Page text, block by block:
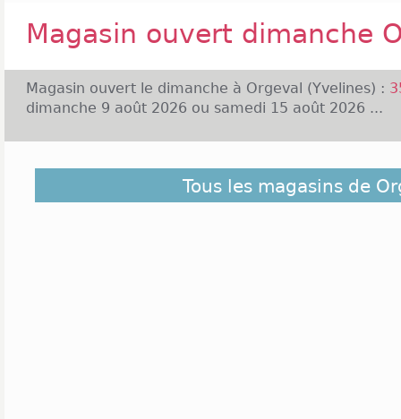
Magasin ouvert dimanche
Magasin ouvert le dimanche à Orgeval (Yvelines) :
dimanche 9 août 2026 ou samedi 15 août 2026 ...
Orgeval est une ville située dans les Yvelines, en
compte près de 6000 habitants pour une
Tous les magasins de